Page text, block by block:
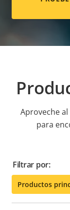
Aproveche
para
Filtrar por:
Productos